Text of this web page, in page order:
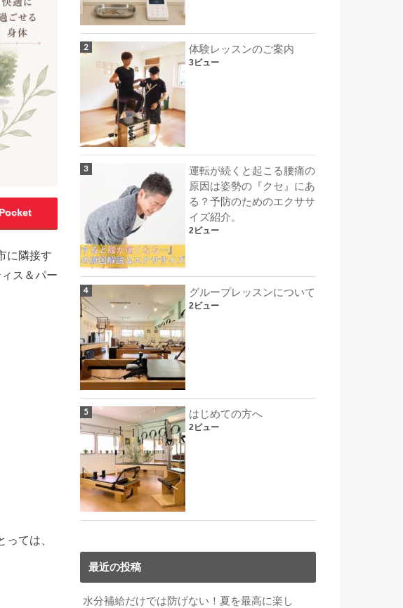
Pocket
に隣接す
ス＆パー
ては、
体験レッスンのご案内
3ビュー
運転が続くと起こる腰痛の
原因は姿勢の『クセ』にあ
る？予防のためのエクササ
イズ紹介。
2ビュー
グループレッスンについて
2ビュー
はじめての方へ
2ビュー
最近の投稿
水分補給だけでは防げない！夏を最高に楽し